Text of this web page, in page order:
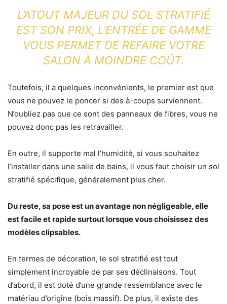
L’ATOUT MAJEUR DU SOL STRATIFIÉ
EST SON PRIX, L’ENTRÉE DE GAMME
VOUS PERMET DE REFAIRE VOTRE
SALON À MOINDRE COÛT.
Toutefois, il a quelques inconvénients, le premier est que
vous ne pouvez le poncer si des à-coups surviennent.
N’oubliez pas que ce sont des panneaux de fibres, vous ne
pouvez donc pas les retravailler.
En outre, il supporte mal l’humidité, si vous souhaitez
l’installer dans une salle de bains, il vous faut choisir un sol
stratifié spécifique, généralement plus cher.
Du reste, sa pose est un avantage non négligeable, elle
est facile et rapide surtout lorsque vous choisissez des
modèles clipsables.
En termes de décoration, le sol stratifié est tout
simplement incroyable de par ses déclinaisons. Tout
d’abord, il est doté d’une grande ressemblance avec le
matériau d’origine (bois massif). De plus, il existe des